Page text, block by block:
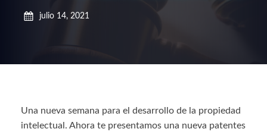
julio 14, 2021
Una nueva semana para el desarrollo de la propiedad
intelectual. Ahora te presentamos una nueva patentes